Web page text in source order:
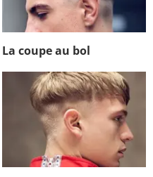
La coupe au bol